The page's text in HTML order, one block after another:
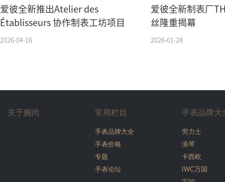
爱彼全新推出Atelier des
Établisseurs 协作制表工坊项目
2026-04-16
爱彼全新制表厂
丝隆重揭幕
2026-01-28
关于腕尚 常用栏目
手表品牌大全
手表价格
专题
手表论坛
手表品牌大
劳力士
浪琴
卡西欧
IWC万国